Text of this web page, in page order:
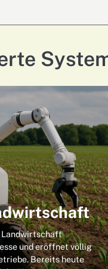
Landwirtschaft
und eröffnet völlig
Bereits heute